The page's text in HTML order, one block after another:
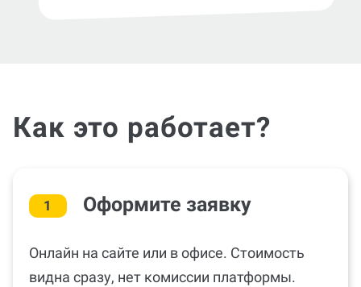
Как это работает?
1 Оформите заявку
Онлайн на сайте или в офисе. Стоимость
видна сразу, нет комиссии платформы.